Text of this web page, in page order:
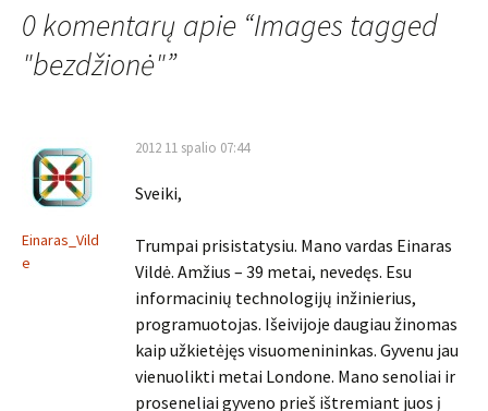
0 komentarų apie “Images tagged
"bezdžionė"”
Einaras_Vild
e
2012 11 spalio 07:44
Sveiki,
Trumpai prisistatysiu. Mano vardas Einaras
Vildė. Amžius – 39 metai, nevedęs. Esu
informacinių technologijų inžinierius,
programuotojas. Išeivijoje daugiau žinomas
kaip užkietėjęs visuomenininkas. Gyvenu jau
vienuolikti metai Londone. Mano senoliai ir
proseneliai gyveno prieš ištremiant juos į